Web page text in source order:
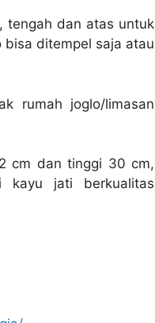
tengah dan atas untuk
bisa ditempel saja atau
rumah joglo/limasan
cm dan tinggi 30 cm,
jati berkualitas